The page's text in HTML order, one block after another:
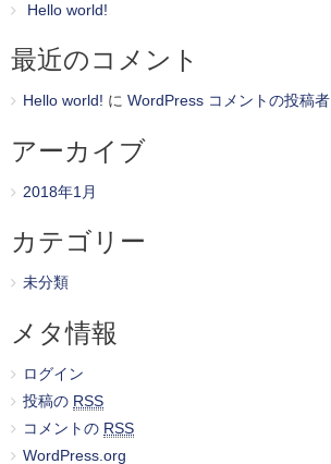
Hello world!
最近のコメント
Hello world! に WordPress コメントの投稿者
アーカイブ
2018年1月
カテゴリー
未分類
メタ情報
ログイン
投稿の RSS
コメントの RSS
WordPress.org